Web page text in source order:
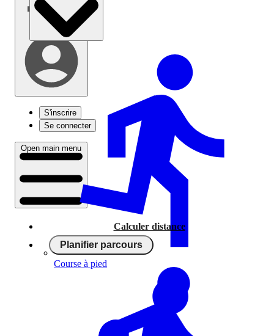
S'inscrire
Se connecter
Open main menu
Calculer distance
Planifier parcours
Course à pied